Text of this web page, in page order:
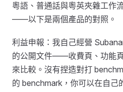
粵語、普通話與粵英夾雜工作
——以下是兩個產品的對照。
利益申報：我自己經營
的公開文件——收費頁、功能
來比較。沒有捏造對打
的 benchmark，你可以在自己